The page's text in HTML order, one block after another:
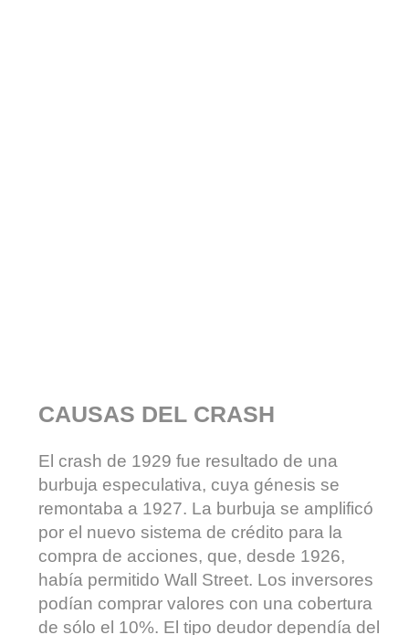
CAUSAS DEL CRASH
El crash de 1929 fue resultado de una
burbuja especulativa, cuya génesis se
remontaba a 1927. La burbuja se amplificó
por el nuevo sistema de crédito para la
compra de acciones, que, desde 1926,
había permitido Wall Street. Los inversores
podían comprar valores con una cobertura
de sólo el 10%. El tipo deudor dependía del